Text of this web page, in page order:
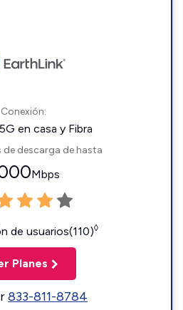
Conexión:
en casa y Fibra
de descarga de hasta
Mbps
de usuarios(110)◊
Planes
833-811-8784